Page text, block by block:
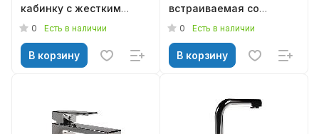
кабинку c жестким
душем
0 Есть в наличии
В корзину
встраиваемая со
смесителем и
хром (4)
0 Есть в наличии
В корзину